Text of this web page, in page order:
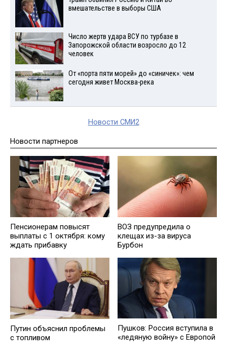
вмешательстве в выборы США
Число жертв удара ВСУ по турбазе в
Запорожской области возросло до 12
человек
От «порта пяти морей» до «синичек»: чем
сегодня живет Москва-река
Новости СМИ2
Новости партнеров
Пенсионерам повысят
выплаты с 1 октября: кому
ждать прибавку
ВОЗ предупредила о
клещах из-за вируса
Бурбон
Путин объяснил проблемы
с топливом
Пушков: Россия вступила в
«ледяную войну» с Европой